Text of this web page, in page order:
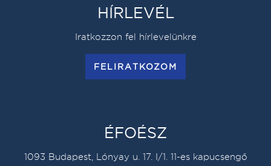
HÍRLEVÉL
Iratkozzon fel hírlevelünkre
FELIRATKOZOM
ÉFOÉSZ
1093 Budapest, Lónyay u. 17. I/1. 11-es kapucsengő